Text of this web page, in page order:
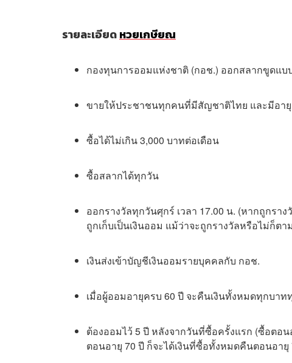
รายละเอียดหวยเกษียณ
กองทุนการออมแห่งชาติ (กอช.) ออกสลากขูดแบ
ขายให้ประชาชนทุกคนที่มีสัญชาติไทย และมีอา
ซื้อได้ไม่เกิน 3,000 บาทต่อเดือน
ซื้อสลากได้ทุกวัน
ออกรางวัลทุกวันศุกร์ เวลา 17.00 น. (หากถูกราง
ถูกเก็บเป็นเงินออม แม้ว่าจะถูกรางวัลหรือไม่ก็ตา
เงินส่งเข้าบัญชีเงินออมรายบุคคลกับ กอช.
เมื่อผู้ออมอายุครบ 60 ปี จะคืนเงินทั้งหมดทุกบาท
ต้องออมไว้ 5 ปี หลังจากวันที่ซื้อครั้งแรก (ซื้อตอ
ตอนอายุ 70 ปี ก็จะได้เงินที่ซื้อทั้งหมดคืนตอนอายุ